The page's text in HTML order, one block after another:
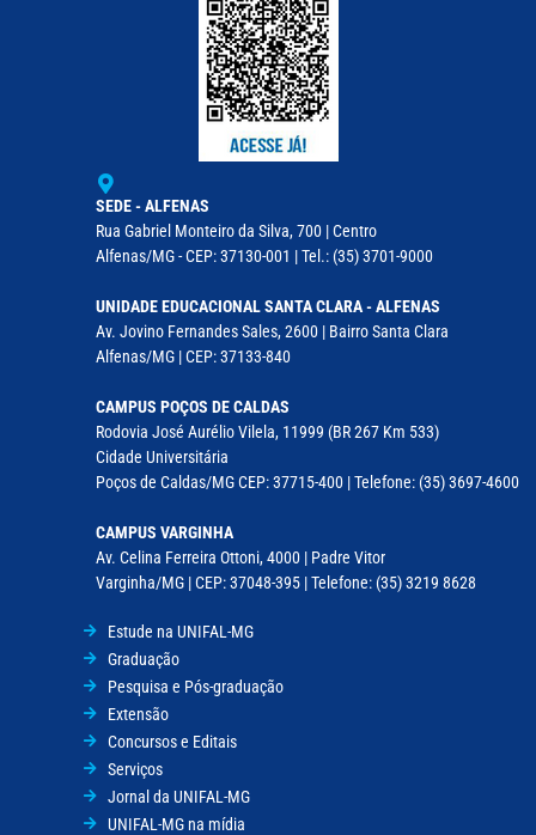
SEDE - ALFENAS
Rua Gabriel Monteiro da Silva, 700 | Centro
Alfenas/MG - CEP: 37130-001 | Tel.: (35) 3701-9000
UNIDADE EDUCACIONAL SANTA CLARA - ALFENAS
Av. Jovino Fernandes Sales, 2600 | Bairro Santa Clara
Alfenas/MG | CEP: 37133-840
CAMPUS POÇOS DE CALDAS
Rodovia José Aurélio Vilela, 11999 (BR 267 Km 533)
Cidade Universitária
Poços de Caldas/MG CEP: 37715-400 | Telefone: (35) 3697-4600
CAMPUS VARGINHA
Av. Celina Ferreira Ottoni, 4000 | Padre Vitor
Varginha/MG | CEP: 37048-395 | Telefone: (35) 3219 8628
Estude na UNIFAL-MG
Graduação
Pesquisa e Pós-graduação
Extensão
Concursos e Editais
Serviços
Jornal da UNIFAL-MG
UNIFAL-MG na mídia